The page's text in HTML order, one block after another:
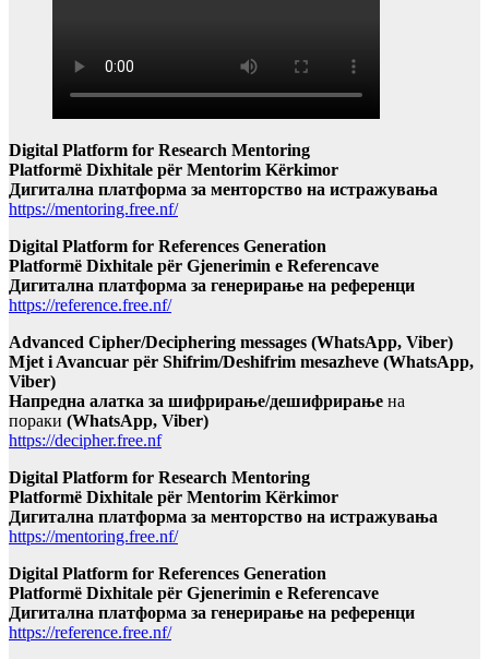
Digital Platform for Research Mentoring
Platformë Dixhitale për Mentorim Kërkimor
Дигитална платформа за менторство на истражувања
https://mentoring.free.nf/
Digital Platform for References Generation
Platformë Dixhitale për Gjenerimin e Referencave
Дигитална платформа за генерирање на референци
https://reference.free.nf/
Advanced Cipher/Deciphering messages (WhatsApp, Viber)
Mjet i Avancuar për Shifrim/Deshifrim mesazheve (WhatsApp,
Viber)
Напредна алатка за шифрирање/дешифрирање на
пораки (WhatsApp, Viber)
https://decipher.free.nf
Digital Platform for Research Mentoring
Platformë Dixhitale për Mentorim Kërkimor
Дигитална платформа за менторство на истражувања
https://mentoring.free.nf/
Digital Platform for References Generation
Platformë Dixhitale për Gjenerimin e Referencave
Дигитална платформа за генерирање на референци
https://reference.free.nf/